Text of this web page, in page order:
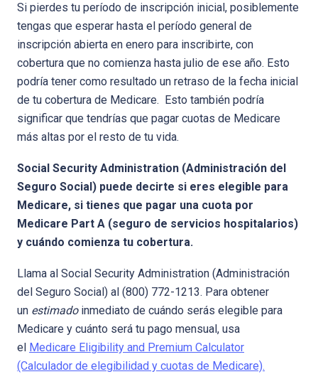
Si pierdes tu período de inscripción inicial, posiblemente
tengas que esperar hasta el período general de
inscripción abierta en enero para inscribirte, con
cobertura que no comienza hasta julio de ese año. Esto
podría tener como resultado un retraso de la fecha inicial
de tu cobertura de Medicare. Esto también podría
significar que tendrías que pagar cuotas de Medicare
más altas por el resto de tu vida.
Social Security Administration (Administración del
Seguro Social) puede decirte si eres elegible para
Medicare, si tienes que pagar una cuota por
Medicare Part A (seguro de servicios hospitalarios)
y cuándo comienza tu cobertura.
Llama al Social Security Administration (Administración
del Seguro Social) al (800) 772-1213. Para obtener
un estimadoinmediato de cuándo serás elegible para
Medicare y cuánto será tu pago mensual, usa
el Medicare Eligibility and Premium Calculator
(Calculador de elegibilidad y cuotas de Medicare).